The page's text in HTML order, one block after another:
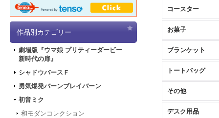
作品別カテゴリー
劇場版『ウマ娘 プリティーダービー
新時代の扉』
シャドウバースＦ
勇気爆発バーンブレイバーン
初音ミク
和モダンコレクション
コースター
お菓子
ブランケット
トートバッグ
その他
デスク用品